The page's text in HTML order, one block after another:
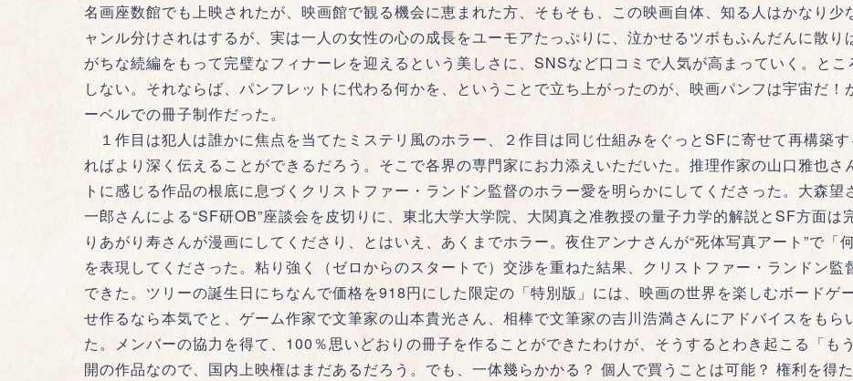
名画座数館でも上映されたが、映画館で観る機会に恵まれた方、そもそも、この映画自体、知る人はかなり
ャンル分けされはするが、実は一人の女性の心の成長をユーモアたっぷりに、泣かせるツボもふんだんに散り
がちな続編をもって完璧なフィナーレを迎えるという美しさに、SNSなど口コミで人気が高まっていく。と
しない。それならば、パンフレットに代わる何かを、ということで立ち上がったのが、映画パンフは宇宙だ
ーベルでの冊子制作だった。
１作目は犯人は誰かに焦点を当てたミステリ風のホラー、２作目は同じ仕組みをぐっとSFに寄せて再構築
ればより深く伝えることができるだろう。そこで各界の専門家にお力添えいただいた。推理作家の山口雅也さ
トに感じる作品の根底に息づくクリストファー・ランドン監督のホラー愛を明らかにしてくださった。大森
一郎さんによる“SF研OB”座談会を皮切りに、東北大学大学院、大関真之准教授の量子力学的解説とSF方面は
りあがり寿さんが漫画にしてくださり、とはいえ、あくまでホラー。夜住アンナさんが“死体写真アート”で「
を表現してくださった。粘り強く（ゼロからのスタートで）交渉を重ねた結果、クリストファー・ランドン
できた。ツリーの誕生日にちなんで価格を918円にした限定の「特別版」には、映画の世界を楽しむボードゲ
せ作るなら本気でと、ゲーム作家で文筆家の山本貴光さん、相棒で文筆家の吉川浩満さんにアドバイスをも
た。メンバーの協力を得て、100％思いどおりの冊子を作ることができたわけが、そうするとわき起こる「も
開の作品なので、国内上映権はまだあるだろう。でも、一体幾らかかる？ 個人で買うことは可能？ 権利を得